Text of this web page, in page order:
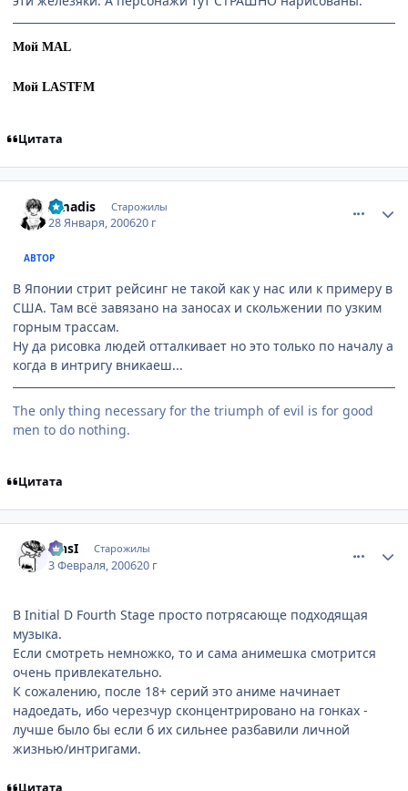
Мой MAL
Мой LASTFM
Цитата
Amadis Старожилы
28 Января, 200620 г
АВТОР
В Японии стрит рейсинг не такой как у нас или к примеру в
США. Там всё завязано на заносах и скольжении по узким
горным трассам.
Ну да рисовка людей отталкивает но это только по началу а
когда в интригу вникаеш...
The only thing necessary for the triumph of evil is for good
men to do nothing.
Цитата
SinsI Старожилы
3 Февраля, 200620 г
В Initial D Fourth Stage просто потрясающе подходящая
музыка.
Если смотреть немножко, то и сама анимешка смотрится
очень привлекательно.
К сожалению, после 18+ серий это аниме начинает
надоедать, ибо черезчур сконцентрировано на гонках -
лучше было бы если б их сильнее разбавили личной
жизнью/интригами.
Цитата